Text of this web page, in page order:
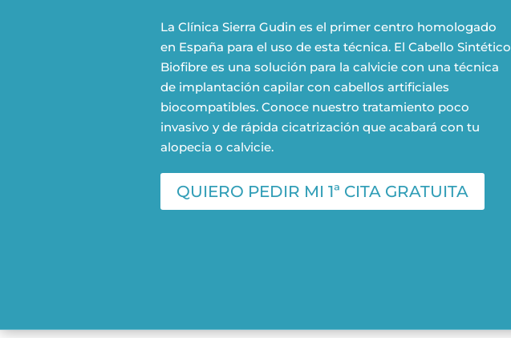
La Clínica Sierra Gudin es el primer centro homologado
en España para el uso de esta técnica. El Cabello Sintético
Biofibre es una solución para la calvicie con una técnica
de implantación capilar con cabellos artificiales
biocompatibles. Conoce nuestro tratamiento poco
invasivo y de rápida cicatrización que acabará con tu
alopecia o calvicie.
QUIERO PEDIR MI 1ª CITA GRATUITA